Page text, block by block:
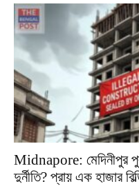
Midnapore: মেদিনীপুর
দুর্নীতি? প্রায় এক হাজার